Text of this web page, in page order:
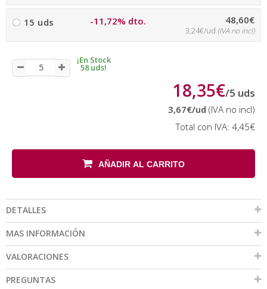
15 uds -11,72% dto. 48,60€
3,24€/ud (IVA no incl)
¡En Stock
58 uds!
18,35€/5 uds
3,67€/ud (IVA no incl)
Total con IVA: 4,45€
AÑADIR AL CARRITO
DETALLES
MAS INFORMACIÓN
VALORACIONES
PREGUNTAS